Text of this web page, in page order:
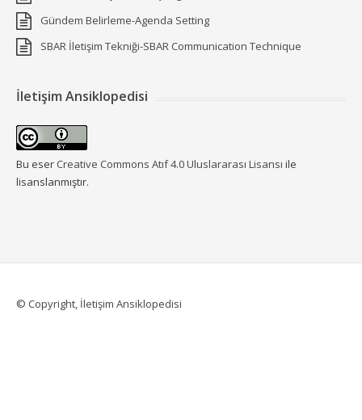
Gündem Belirleme-Agenda Setting
SBAR İletişim Tekniği-SBAR Communication Technique
İletişim Ansiklopedisi
Bu eser Creative Commons Atıf 4.0 Uluslararası Lisansı ile
lisanslanmıştır.
© Copyright, İletişim Ansiklopedisi